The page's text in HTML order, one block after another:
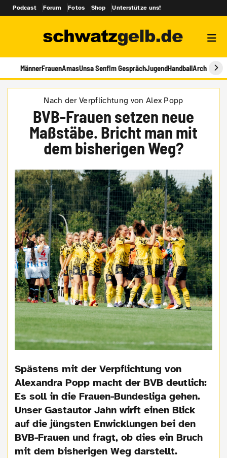
Podcast Forum Fotos Shop Unterstütze uns!
MännerFrauenAmasUnsa SenfIm GesprächJugendHandballArchiv
Nach der Verpflichtung von Alex Popp
BVB-Frauen setzen neue
Maßstäbe. Bricht man mit
dem bisherigen Weg?
Spästens mit der Verpflichtung von
Alexandra Popp macht der BVB deutlich:
Es soll in die Frauen-Bundesliga gehen.
Unser Gastautor Jahn wirft einen Blick
auf die jüngsten Enwicklungen bei den
BVB-Frauen und fragt, ob dies ein Bruch
mit dem bisherigen Weg darstellt.